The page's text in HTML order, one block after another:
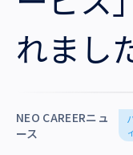
業務支援
拠点一覧
沿革・受賞歴
採用情報
れまし
NEO CAREERニュ
ース